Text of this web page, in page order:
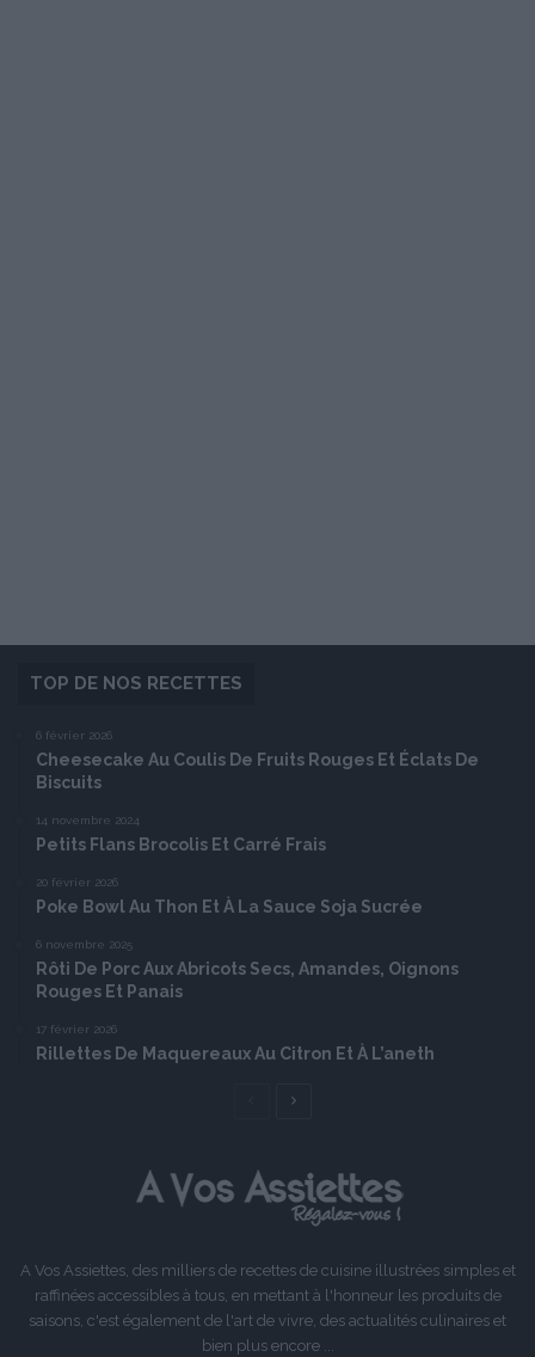
TOP DE NOS RECETTES
6 février 2026
Cheesecake Au Coulis De Fruits Rouges Et Éclats De
Biscuits
14 novembre 2024
Petits Flans Brocolis Et Carré Frais
20 février 2026
Poke Bowl Au Thon Et À La Sauce Soja Sucrée
6 novembre 2025
Rôti De Porc Aux Abricots Secs, Amandes, Oignons
Rouges Et Panais
17 février 2026
Rillettes De Maquereaux Au Citron Et À L’aneth
Page
A Vos Assiettes, des milliers de recettes de cuisine illustrées simples et
raffinées accessibles à tous, en mettant à l'honneur les produits de
saisons, c'est également de l'art de vivre, des actualités culinaires et
bien plus encore ...